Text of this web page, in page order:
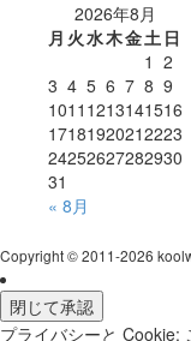
2026年8月
月 火水木金土 日
1 2
3 4 5 6 7 8 9
1011 1213141516
17181920212223
24252627282930
31
« 8月
Copyright © 2011-2026
プライバシーと Cookie: